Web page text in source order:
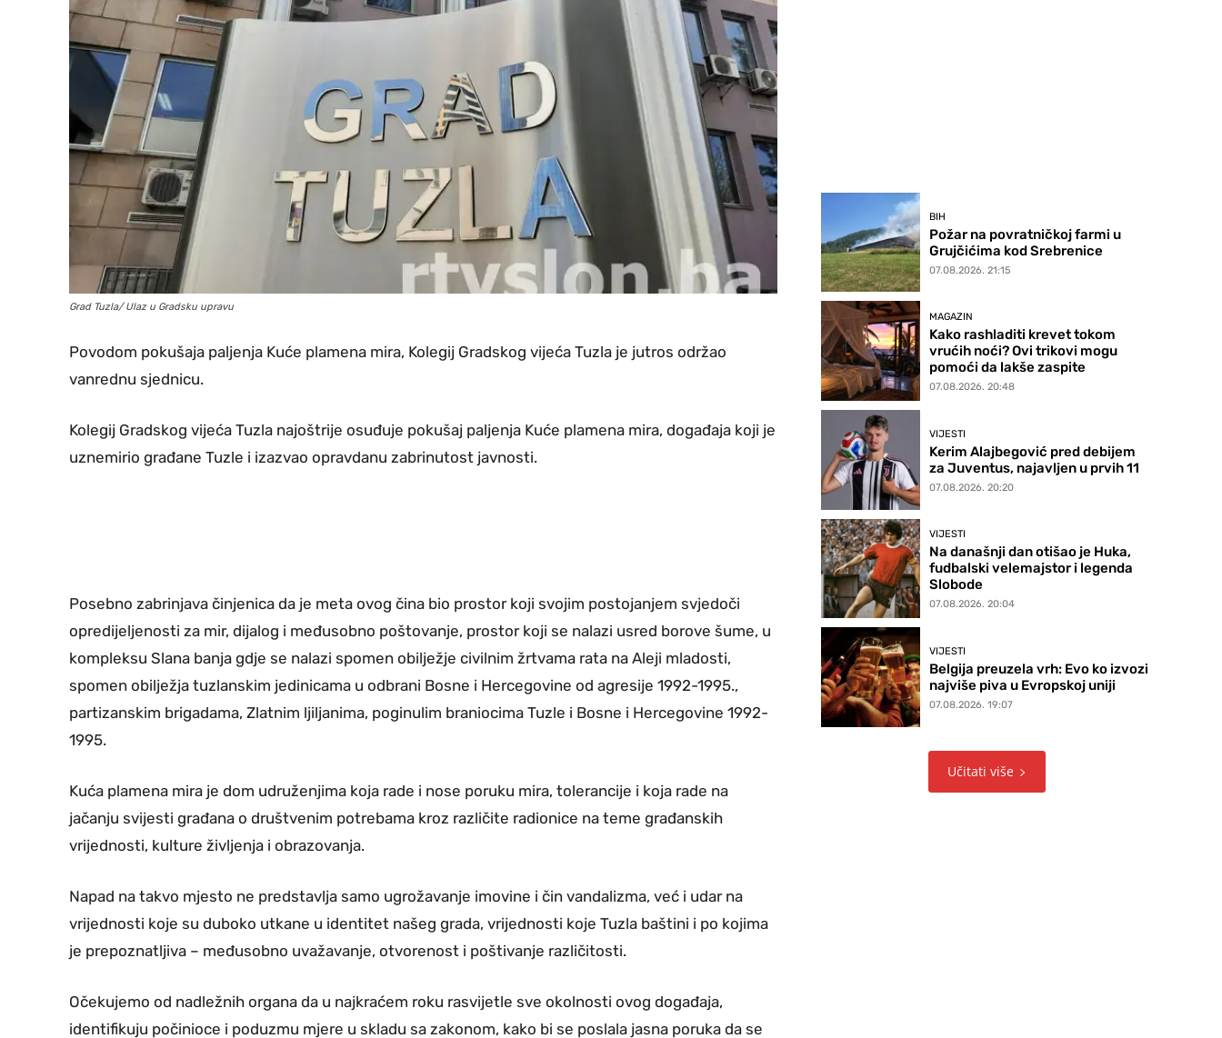
Grad Tuzla/ Ulaz u Gradsku upravu
Povodom pokušaja paljenja Kuće plamena mira, Kolegij Gradskog vijeća Tuzla je jutros održao
vanrednu sjednicu.
Kolegij Gradskog vijeća Tuzla najoštrije osuđuje pokušaj paljenja Kuće plamena mira, događaja koji je
uznemirio građane Tuzle i izazvao opravdanu zabrinutost javnosti.
Posebno zabrinjava činjenica da je meta ovog čina bio prostor koji svojim postojanjem svjedoči
opredijeljenosti za mir, dijalog i međusobno poštovanje, prostor koji se nalazi usred borove šume, u
kompleksu Slana banja gdje se nalazi spomen obilježje civilnim žrtvama rata na Aleji mladosti,
spomen obilježja tuzlanskim jedinicama u odbrani Bosne i Hercegovine od agresije 1992-1995.,
partizanskim brigadama, Zlatnim ljiljanima, poginulim braniocima Tuzle i Bosne i Hercegovine 1992-
1995.
Kuća plamena mira je dom udruženjima koja rade i nose poruku mira, tolerancije i koja rade na
jačanju svijesti građana o društvenim potrebama kroz različite radionice na teme građanskih
vrijednosti, kulture življenja i obrazovanja.
Napad na takvo mjesto ne predstavlja samo ugrožavanje imovine i čin vandalizma, već i udar na
vrijednosti koje su duboko utkane u identitet našeg grada, vrijednosti koje Tuzla baštini i po kojima
je prepoznatljiva – međusobno uvažavanje, otvorenost i poštivanje različitosti.
Očekujemo od nadležnih organa da u najkraćem roku rasvijetle sve okolnosti ovog događaja,
identifikuju počinioce i poduzmu mjere u skladu sa zakonom, kako bi se poslala jasna poruka da se
BIH
Požar na povratničkoj farmi u
Grujčićima kod Srebrenice
07.08.2026. 21:15
MAGAZIN
Kako rashladiti krevet tokom
vrućih noći? Ovi trikovi mogu
pomoći da lakše zaspite
07.08.2026. 20:48
VIJESTI
Kerim Alajbegović pred debijem
za Juventus, najavljen u prvih 11
07.08.2026. 20:20
VIJESTI
Na današnji dan otišao je Huka,
fudbalski velemajstor i legenda
Slobode
07.08.2026. 20:04
VIJESTI
Belgija preuzela vrh: Evo ko izvozi
najviše piva u Evropskoj uniji
07.08.2026. 19:07
Učitati više